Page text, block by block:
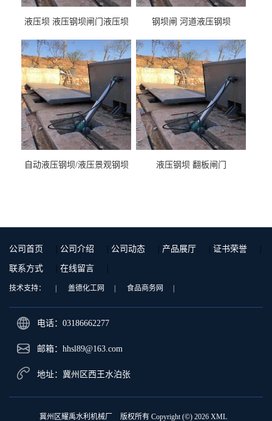
液压坝 液压钢坝闸门液压坝
钢坝闸 河道液压钢坝
自动液压钢坝/液压景观钢坝 液压钢坝 翻板闸门
公司首页 公司介绍 公司动态 产品展厅 证书荣誉
联系方式 在线留言
技术支持： 盖德化工网 食品商务网
电话：03186662277
邮箱：hhsl89@163.com
地址：冀州区西王水泊张
冀州区耀禹水利机械厂 版权所有 Copyright (©) 2026 XML